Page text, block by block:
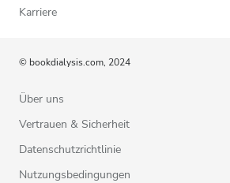
Karriere
© bookdialysis.com, 2024
Über uns
Vertrauen & Sicherheit
Datenschutzrichtlinie
Nutzungsbedingungen